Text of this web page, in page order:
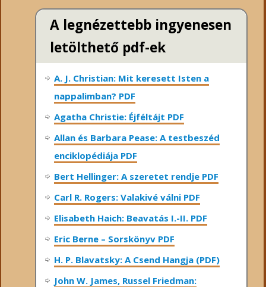
A legnézettebb ingyenesen
letölthető pdf-ek
A. J. Christian: Mit keresett Isten a
nappalimban? PDF
Agatha Christie: Éjféltájt PDF
Allan és Barbara Pease: A testbeszéd
enciklopédiája PDF
Bert Hellinger: A ​szeretet rendje PDF
Carl R. Rogers: Valakivé válni PDF
Elisabeth Haich: Beavatás I.-II. PDF
Eric Berne – Sorskönyv PDF
H. P. Blavatsky: A Csend Hangja (PDF)
John W. James, Russel Friedman: